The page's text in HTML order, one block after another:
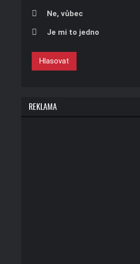
Ne, vůbec
Je mi to jedno
Hlasovat
REKLAMA